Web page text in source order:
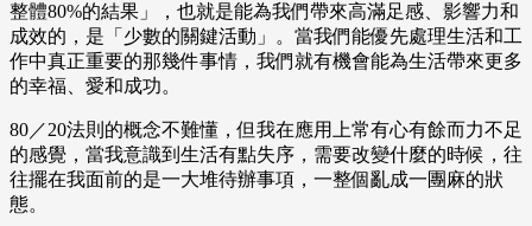
整體80%的結果」，也就是能為我們帶來高滿足感、影響力和
成效的，是「少數的關鍵活動」。當我們能優先處理生活和工
作中真正重要的那幾件事情，我們就有機會能為生活帶來更多
的幸福、愛和成功。
80／20法則的概念不難懂，但我在應用上常有心有餘而力不足
的感覺，當我意識到生活有點失序，需要改變什麼的時候，往
往擺在我面前的是一大堆待辦事項，一整個亂成一團麻的狀
態。